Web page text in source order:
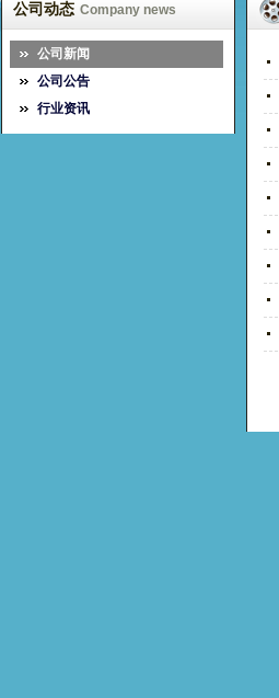
公司动态 Company news
公司新闻
公司公告
行业资讯